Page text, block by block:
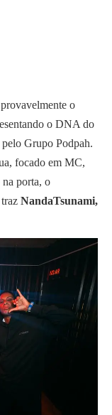
o
o DNA do
Grupo Podpah.
focado em MC,
na porta, o
traz NandaTsunami,